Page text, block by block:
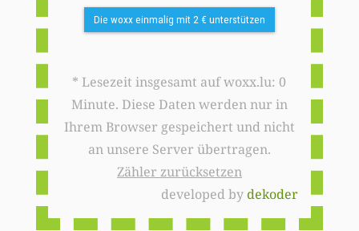
Die woxx einmalig mit 2 € unterstützen
* Lesezeit insgesamt auf woxx.lu: 0
Minute. Diese Daten werden nur in
Ihrem Browser gespeichert und nicht
an unsere Server übertragen.
Zähler zurücksetzen
developed bydekoder